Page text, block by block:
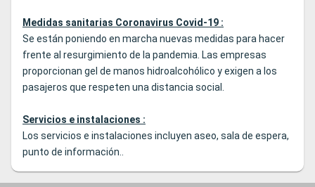
Medidas sanitarias Coronavirus Covid-19 :
Se están poniendo en marcha nuevas medidas para hacer
frente al resurgimiento de la pandemia. Las empresas
proporcionan gel de manos hidroalcohólico y exigen a los
pasajeros que respeten una distancia social.
Servicios e instalaciones :
Los servicios e instalaciones incluyen aseo, sala de espera,
punto de información..